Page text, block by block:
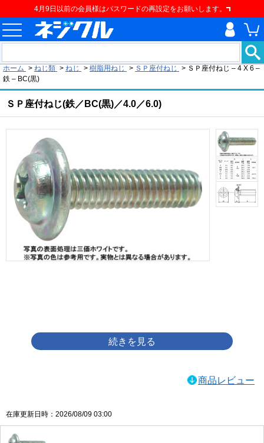
4月9日以前の会員様はパスワードの再設定をお願いします。
ホーム > ねじ類 > ねじ > 樹脂用ねじ > ＳＰ座付ねじ > ＳＰ座付ねじ – 4 X 6 –
鉄 – BC(黒)
ＳＰ座付ねじ(鉄／BC(黒)／4.0／6.0)
商品レビュー
在庫更新日時：2026/08/09 03:00